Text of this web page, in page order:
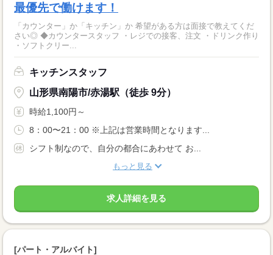
最優先で働けます！
「カウンター」か「キッチン」か 希望がある方は面接で教えてくだ
さい◎ ◆カウンタースタッフ ・レジでの接客、注文 ・ドリンク作り
・ソフトクリー...
キッチンスタッフ
山形県南陽市/赤湯駅（徒歩 9分）
時給1,100円～
8：00〜21：00 ※上記は営業時間となります...
シフト制なので、自分の都合にあわせて お...
もっと見る
求人詳細を見る
[パート・アルバイト]